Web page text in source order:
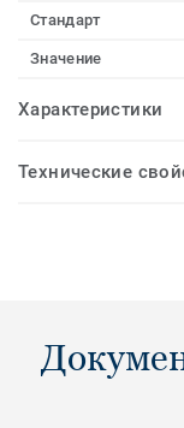
Стандарт
Значение
Характеристики
Технические